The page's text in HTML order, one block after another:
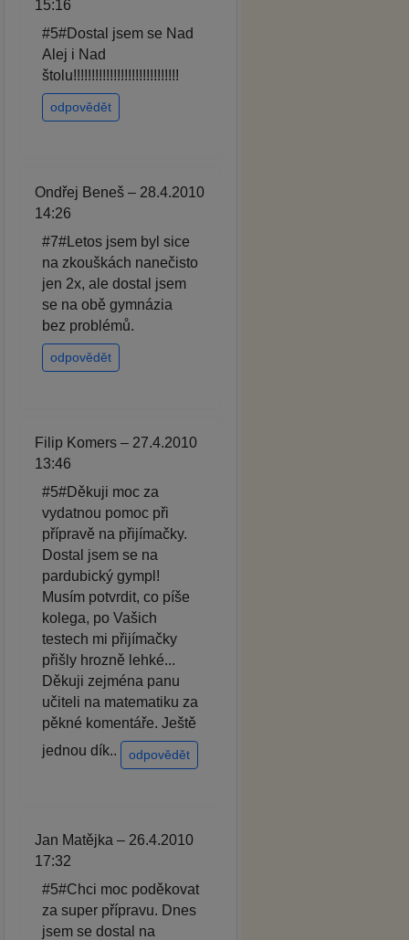
15:16
#5#Dostal jsem se Nad
Alej i Nad
štolu!!!!!!!!!!!!!!!!!!!!!!!!!!!!!
odpovědět
Ondřej Beneš – 28.4.2010
14:26
#7#Letos jsem byl sice
na zkouškách nanečisto
jen 2x, ale dostal jsem
se na obě gymnázia
bez problémů.
odpovědět
Filip Komers – 27.4.2010
13:46
#5#Děkuji moc za
vydatnou pomoc při
přípravě na přijímačky.
Dostal jsem se na
pardubický gympl!
Musím potvrdit, co píše
kolega, po Vašich
testech mi přijímačky
přišly hrozně lehké...
Děkuji zejména panu
učiteli na matematiku za
pěkné komentáře. Ještě
jednou dík..
odpovědět
Jan Matějka – 26.4.2010
17:32
#5#Chci moc poděkovat
za super přípravu. Dnes
jsem se dostal na